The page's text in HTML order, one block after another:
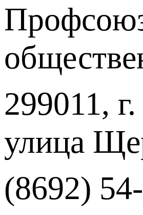
299011,
улица
(8692)